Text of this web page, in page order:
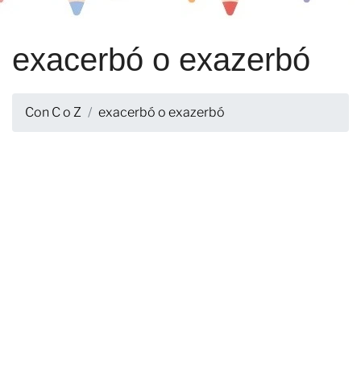
exacerbó o exazerbó
Con C o Z exacerbó o exazerbó